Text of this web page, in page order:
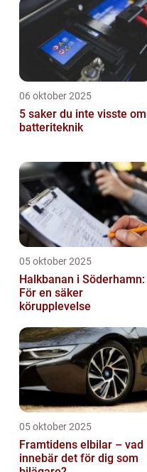
06 oktober 2025
5 saker du inte visste om
batteriteknik
05 oktober 2025
Halkbanan i Söderhamn:
För en säker
körupplevelse
05 oktober 2025
Framtidens elbilar – vad
innebär det för dig som